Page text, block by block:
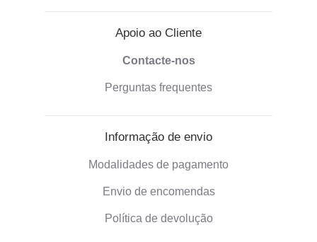
Apoio ao Cliente
Contacte-nos
Perguntas frequentes
Informação de envio
Modalidades de pagamento
Envio de encomendas
Política de devolução